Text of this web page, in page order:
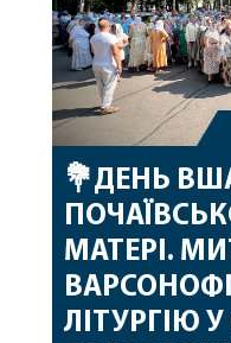
💐ДЕНЬ
МАТЕРІ.
ЛІТУРГІЮ